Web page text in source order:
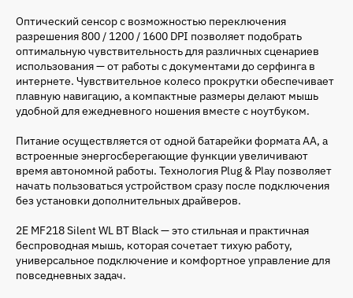
Оптический сенсор с возможностью переключения
разрешения 800 / 1200 / 1600 DPI позволяет подобрать
оптимальную чувствительность для различных сценариев
использования — от работы с документами до серфинга в
интернете. Чувствительное колесо прокрутки обеспечивает
плавную навигацию, а компактные размеры делают мышь
удобной для ежедневного ношения вместе с ноутбуком.
Питание осуществляется от одной батарейки формата AA, а
встроенные энергосберегающие функции увеличивают
время автономной работы. Технология Plug & Play позволяет
начать пользоваться устройством сразу после подключения
без установки дополнительных драйверов.
2E MF218 Silent WL BT Black — это стильная и практичная
беспроводная мышь, которая сочетает тихую работу,
универсальное подключение и комфортное управление для
повседневных задач.